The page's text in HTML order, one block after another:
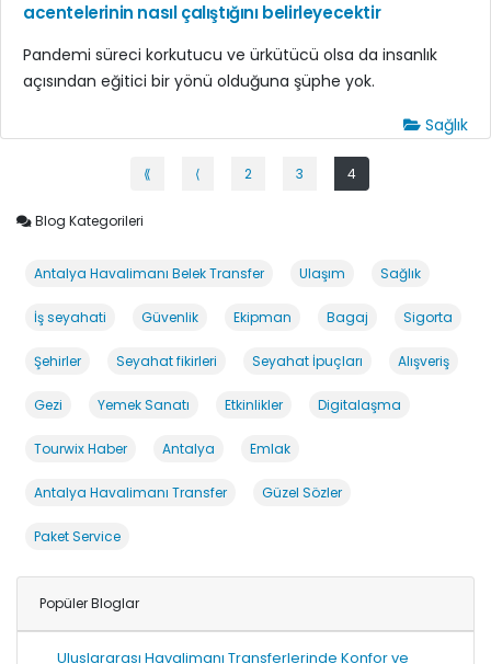
acentelerinin nasıl çalıştığını belirleyecektir
Pandemi süreci korkutucu ve ürkütücü olsa da insanlık
açısından eğitici bir yönü olduğuna şüphe yok.
Sağlık
⟪ ⟨ 2 3 4
Blog Kategorileri
Antalya Havalimanı Belek Transfer Ulaşım Sağlık
İş seyahati Güvenlik Ekipman Bagaj Sigorta
Şehirler Seyahat fikirleri Seyahat İpuçları Alışveriş
Gezi Yemek Sanatı Etkinlikler Digitalaşma
Tourwix Haber Antalya Emlak
Antalya Havalimanı Transfer Güzel Sözler
Paket Service
Popüler Bloglar
Uluslararası Havalimanı Transferlerinde Konfor ve